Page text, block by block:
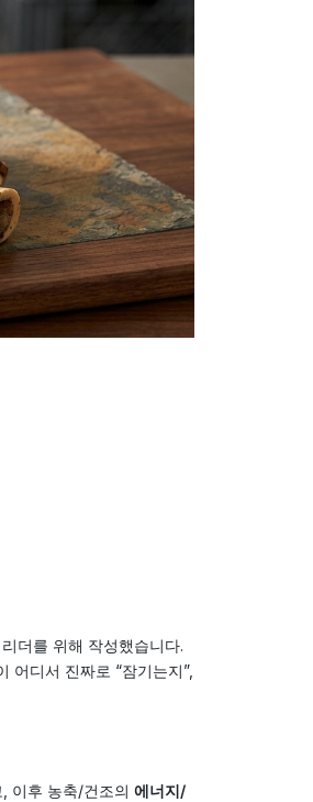
더를 위해 작성했습니다.
어디서 진짜로 “잠기는지”,
이후 농축/건조의 에너지/